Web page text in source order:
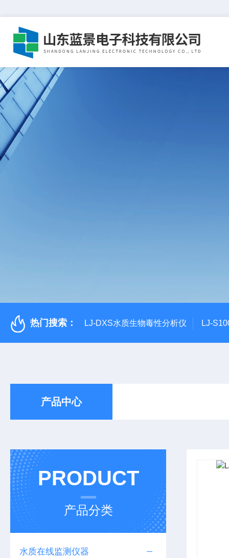
热门搜索： LJ-DXS水质生物毒性分析仪 LJ-
产品中心
PRODUCT
产品分类
水质在线监测仪器